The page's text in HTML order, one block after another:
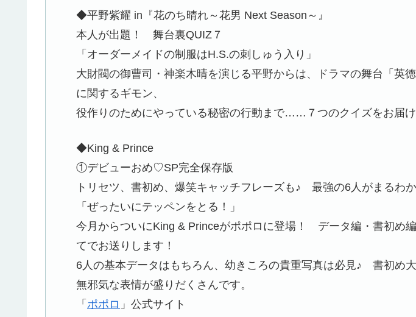
◆平野紫耀 in『花のち晴れ～花男 Next Season～』
本人が出題！ 舞台裏QUIZ７
「オーダーメイドの制服はH.S.の刺しゅう入り」
大財閥の御曹司・神楽木晴を演じる平野からは、ドラマの舞台「英徳
に関するギモン、
役作りのためにやっている秘密の行動まで……７つのクイズをお届
◆King & Prince
①デビューおめ♡SP完全保存版
トリセツ、書初め、爆笑キャッチフレーズも♪ 最強の6人がまるわか
「ぜったいにテッペンをとる！」
今月からついにKing & Princeがポポロに登場！ データ編・書初め
てでお送りします！
6人の基本データはもちろん、幼きころの貴重写真は必見♪ 書初め
無邪気な表情が盛りだくさんです。
「 ポポロ 」公式サイト